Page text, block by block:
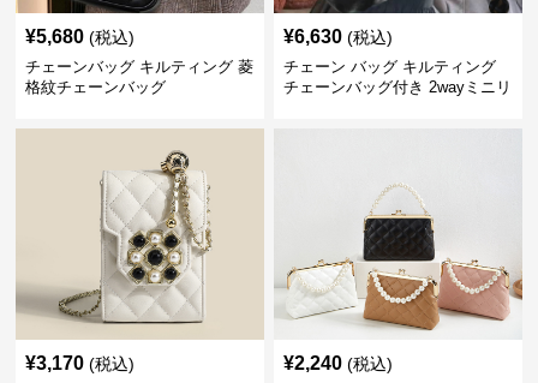
¥5,680 (税込)
チェーンバッグ キルティング 菱
格紋チェーンバッグ
¥6,630 (税込)
チェーン バッグ キルティング
チェーンバッグ付き 2wayミニリ
¥3,170 (税込) ¥2,240 (税込)